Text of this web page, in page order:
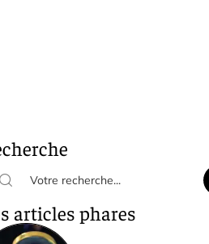
articles phares